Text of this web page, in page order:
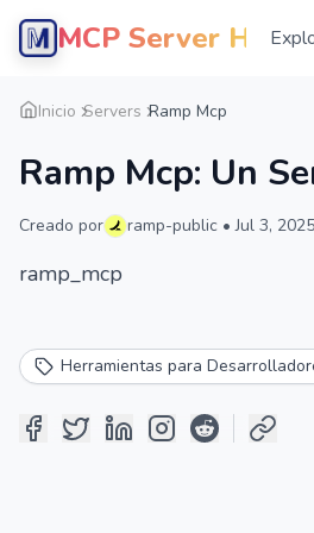
MCP Server Hub
Inicio Servers Ramp Mcp
Ramp Mcp: Un
Creado por ramp-public • Jul 3, 2025
ramp_mcp
Herramientas para